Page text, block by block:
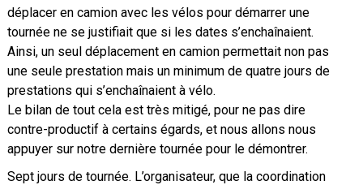
déplacer en camion avec les vélos pour démarrer une
tournée ne se justifiait que si les dates s’enchaînaient.
Ainsi, un seul déplacement en camion permettait non pas
une seule prestation mais un minimum de quatre jours de
prestations qui s’enchaînaient à vélo.
Le bilan de tout cela est très mitigé, pour ne pas dire
contre-productif à certains égards, et nous allons nous
appuyer sur notre dernière tournée pour le démontrer.
Sept jours de tournée. L’organisateur, que la coordination